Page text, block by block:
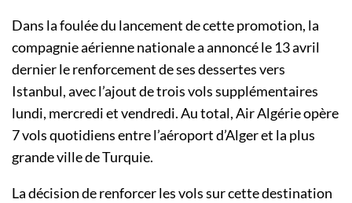
Dans la foulée du lancement de cette promotion, la
compagnie aérienne nationale a annoncé le 13 avril
dernier le renforcement de ses dessertes vers
Istanbul, avec l’ajout de trois vols supplémentaires
lundi, mercredi et vendredi. Au total, Air Algérie opère
7 vols quotidiens entre l’aéroport d’Alger et la plus
grande ville de Turquie.
La décision de renforcer les vols sur cette destination